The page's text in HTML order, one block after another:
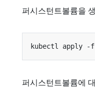
퍼시스턴트볼륨을
퍼시스턴트볼륨에